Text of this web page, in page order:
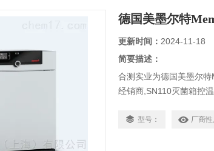
德国美墨尔特
更新时间： 2024-11-18
简要描述：
合测实业为德国美墨尔
经销商,SN110灭菌箱控
可以称为自然对流灭菌箱
型号： 厂商性